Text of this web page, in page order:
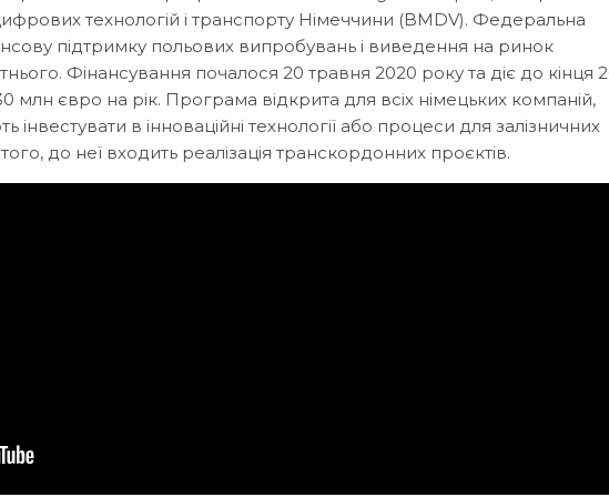
технологій і транспорту Німеччини (BMDV). Федеральна
підтримку польових випробувань і виведення на ринок
Фінансування почалося 20 травня 2020 року та діє до кінця
млн євро на рік. Програма відкрита для всіх німецьких компаній,
інвестувати в інноваційні технології або процеси для залізничних
до неї входить реалізація транскордонних проєктів.